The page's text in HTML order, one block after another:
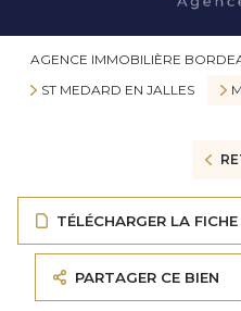
AGENCE IMMOBILIÈRE
ST MEDARD EN JALLES
TÉLÉCHARGER LA FICHE
PARTAGER CE BIEN